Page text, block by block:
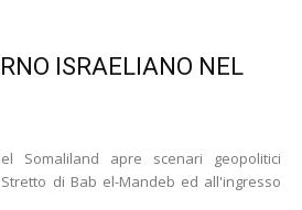
ISRAELIANO NEL
Somaliland apre scenari geopolitici
di Bab el-Mandeb ed all'ingresso